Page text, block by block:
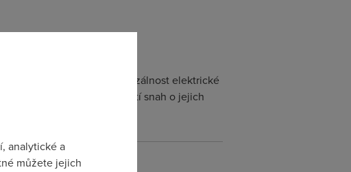
Ovšem přes univerzálnost elektrické
překážek. Naštěstí snah o jejich
analytické a
můžete jejich